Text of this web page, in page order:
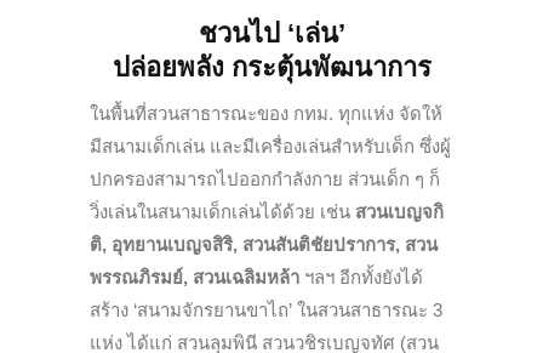
ชวนไป ‘เล่น’
ปล่อยพลัง กระตุ้นพัฒนาการ
ในพื้นที่สวนสาธารณะของ กทม. ทุกแห่ง จัดให้
มีสนามเด็กเล่น และมีเครื่องเล่นสำหรับเด็ก ซึ่งผู้
ปกครองสามารถไปออกกำลังกาย ส่วนเด็ก ๆ ก็
วิ่งเล่นในสนามเด็กเล่นได้ด้วย เช่น สวนเบญจกิ
ติ, อุทยานเบญจสิริ, สวนสันติชัยปราการ, สวน
พรรณภิรมย์, สวนเฉลิมหล้า ฯลฯ อีกทั้งยังได้
สร้าง ‘สนามจักรยานขาไถ’ ในสวนสาธารณะ 3
แห่ง ได้แก่ สวนลุมพินี สวนวชิรเบญจทัศ (สวน